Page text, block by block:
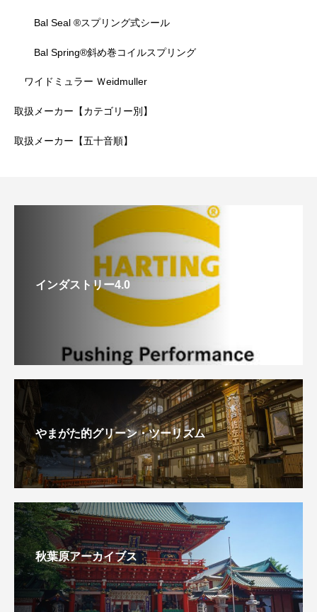
Bal Seal ®スプリング式シール
Bal Spring®斜め巻コイルスプリング
ワイドミュラー Ｗeidmuller
取扱メーカー【カテゴリー別】
取扱メーカー【五十音順】
インダストリー4.0
やまがた的グリーン・ツーリズム
秋葉原アーカイブス